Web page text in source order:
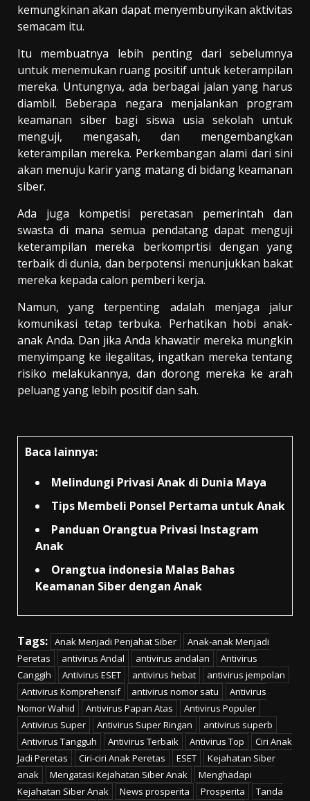
kemungkinan akan dapat menyembunyikan aktivitas
semacam itu.
Itu membuatnya lebih penting dari sebelumnya
untuk menemukan ruang positif untuk keterampilan
mereka. Untungnya, ada berbagai jalan yang harus
diambil. Beberapa negara menjalankan program
keamanan siber bagi siswa usia sekolah untuk
menguji, mengasah, dan mengembangkan
keterampilan mereka. Perkembangan alami dari sini
akan menuju karir yang matang di bidang keamanan
siber.
Ada juga kompetisi peretasan pemerintah dan
swasta di mana semua pendatang dapat menguji
keterampilan mereka berkomprtisi dengan yang
terbaik di dunia, dan berpotensi menunjukkan bakat
mereka kepada calon pemberi kerja.
Namun, yang terpenting adalah menjaga jalur
komunikasi tetap terbuka. Perhatikan hobi anak-
anak Anda. Dan jika Anda khawatir mereka mungkin
menyimpang ke ilegalitas, ingatkan mereka tentang
risiko melakukannya, dan dorong mereka ke arah
peluang yang lebih positif dan sah.
Baca lainnya:
Melindungi Privasi Anak di Dunia Maya
Tips Membeli Ponsel Pertama untuk Anak
Panduan Orangtua Privasi Instagram
Anak
Orangtua indonesia Malas Bahas
Keamanan Siber dengan Anak
Tags: Anak Menjadi Penjahat Siber
Anak-anak Menjadi
Peretas
antivirus Andal antivirus andalan
Antivirus
Canggih
Antivirus ESET antivirus hebat
antivirus jempolan
Antivirus Komprehensif
antivirus nomor satu
Antivirus
Nomor Wahid
Antivirus Papan Atas
Antivirus Populer
Antivirus Super
Antivirus Super Ringan
antivirus superb
Antivirus Tangguh
Antivirus Terbaik Antivirus Top
Ciri Anak
Jadi Peretas
Ciri-ciri Anak Peretas ESET
Kejahatan Siber
anak
Mengatasi Kejahatan Siber Anak
Menghadapi
Kejahatan Siber Anak
News prosperita Prosperita
Tanda